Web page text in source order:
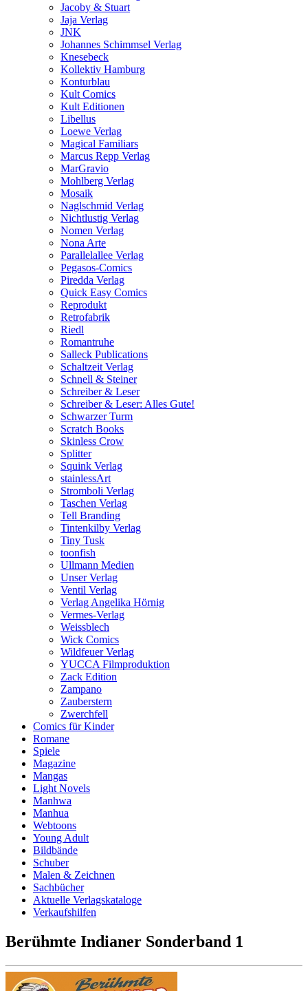
Jacoby & Stuart
Jaja Verlag
JNK
Johannes Schimmsel Verlag
Knesebeck
Kollektiv Hamburg
Konturblau
Kult Comics
Kult Editionen
Libellus
Loewe Verlag
Magical Familiars
Marcus Repp Verlag
MarGravio
Mohlberg Verlag
Mosaik
Naglschmid Verlag
Nichtlustig Verlag
Nomen Verlag
Nona Arte
Parallelallee Verlag
Pegasos-Comics
Piredda Verlag
Quick Easy Comics
Reprodukt
Retrofabrik
Riedl
Romantruhe
Salleck Publications
Schaltzeit Verlag
Schnell & Steiner
Schreiber & Leser
Schreiber & Leser: Alles Gute!
Schwarzer Turm
Scratch Books
Skinless Crow
Splitter
Squink Verlag
stainlessArt
Stromboli Verlag
Taschen Verlag
Tell Branding
Tintenkilby Verlag
Tiny Tusk
toonfish
Ullmann Medien
Unser Verlag
Ventil Verlag
Verlag Angelika Hörnig
Vermes-Verlag
Weissblech
Wick Comics
Wildfeuer Verlag
YUCCA Filmproduktion
Zack Edition
Zampano
Zauberstern
Zwerchfell
Comics für Kinder
Romane
Spiele
Magazine
Mangas
Light Novels
Manhwa
Manhua
Webtoons
Young Adult
Bildbände
Schuber
Malen & Zeichnen
Sachbücher
Aktuelle Verlagskataloge
Verkaufshilfen
Berühmte Indianer Sonderband 1